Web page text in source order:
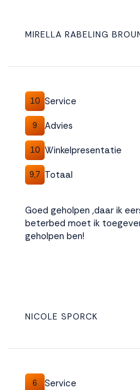
MIRELLA RABELING
10 Service
9 Advies
10 Winkelpresentatie
9,7 Totaal
Goed geholpen ,daar ik
beterbed moet ik
geholpen ben!
NICOLE SPORCK
6 Service